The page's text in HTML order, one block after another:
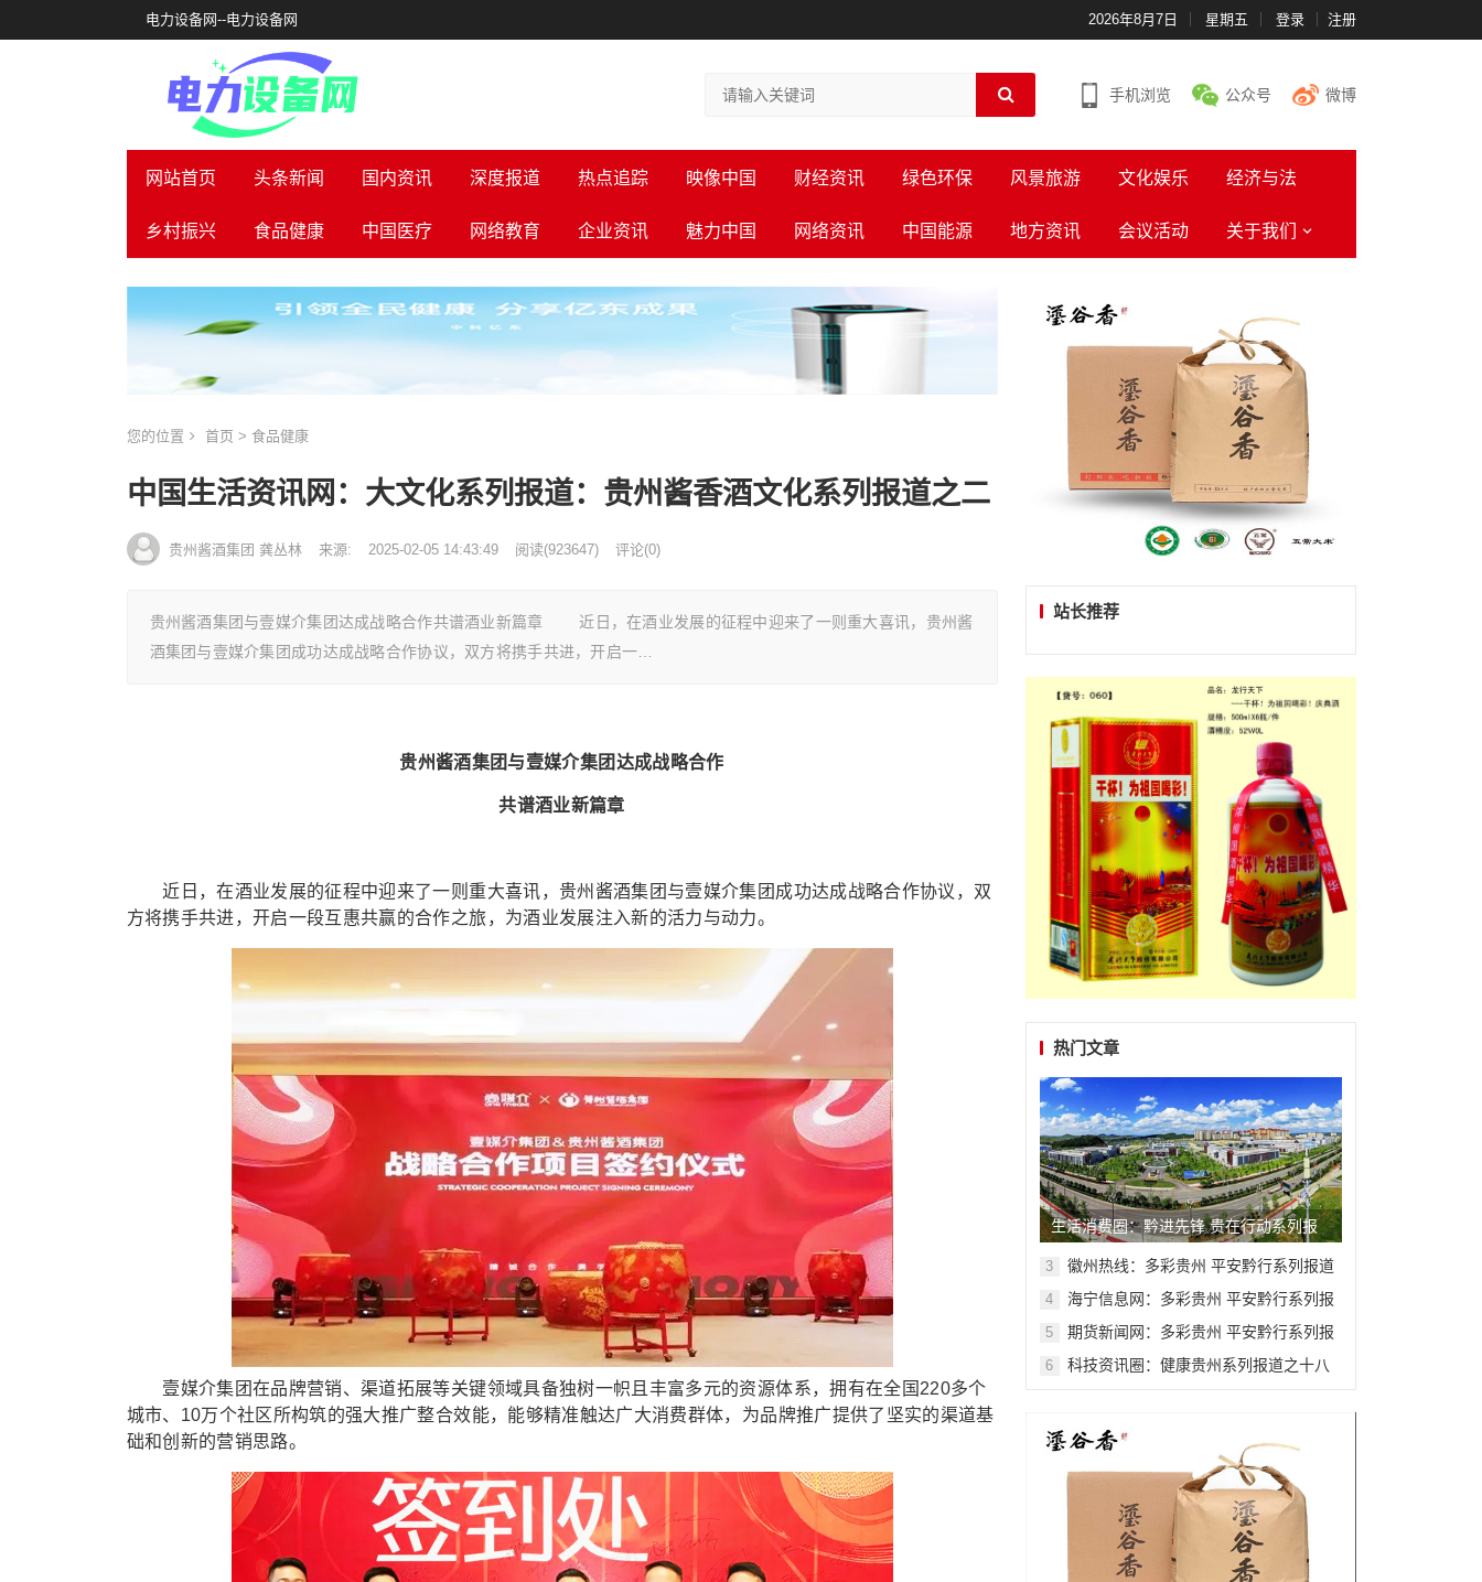
电力设备网--电力设备网 2026年8月7日 星期五 登录 注册
手机浏览 公众号 微博
网站首页 头条新闻 国内资讯 深度报道 热点追踪 映像中国 财经资讯 绿色环保 风景旅游 文化娱乐 经济与法
乡村振兴 食品健康 中国医疗 网络教育 企业资讯 魅力中国 网络资讯 中国能源 地方资讯 会议活动 关于我们
您的位置 首页 > 食品健康
中国生活资讯网：大文化系列报道：贵州酱香酒文化系列报道之二
贵州酱酒集团 龚丛林 来源: 2025-02-05 14:43:49 阅读(923647) 评论(0)
贵州酱酒集团与壹媒介集团达成战略合作共谱酒业新篇章 近日，在酒业发展的征程中迎来了一则重大喜讯，贵州酱
酒集团与壹媒介集团成功达成战略合作协议，双方将携手共进，开启一…
贵州酱酒集团与壹媒介集团达成战略合作
共谱酒业新篇章
近日，在酒业发展的征程中迎来了一则重大喜讯，贵州酱酒集团与壹媒介集团成功达成战略合作协议，双
方将携手共进，开启一段互惠共赢的合作之旅，为酒业发展注入新的活力与动力。
壹媒介集团在品牌营销、渠道拓展等关键领域具备独树一帜且丰富多元的资源体系，拥有在全国220多个
城市、10万个社区所构筑的强大推广整合效能，能够精准触达广大消费群体，为品牌推广提供了坚实的渠道基
础和创新的营销思路。
站长推荐
热门文章
生活消费圈：黔进先锋 贵在行动系列报
道之二
3
徽州热线：多彩贵州 平安黔行系列报道
4
海宁信息网：多彩贵州 平安黔行系列报
5
期货新闻网：多彩贵州 平安黔行系列报
6 科技资讯圈​​​​​​​：健康贵州系列报道之十八